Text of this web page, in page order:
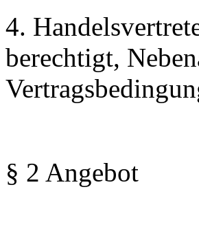
4.
berechtigt,
§ 2 Angebot